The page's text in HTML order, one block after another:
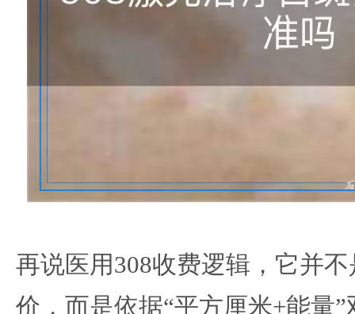
再说医用308收费逻辑，它并
价，而是依据“平方厘米+能量